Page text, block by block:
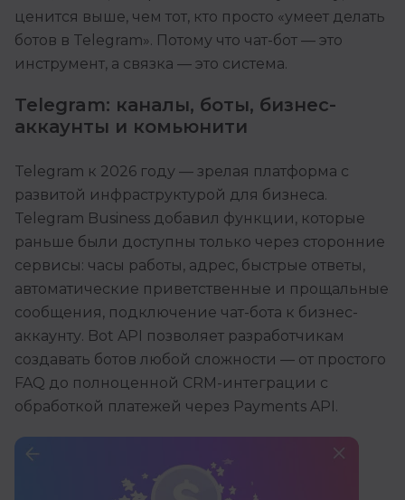
ценится выше, чем тот, кто просто «умеет делать
ботов в Telegram». Потому что чат-бот — это
инструмент, а связка — это система.
Telegram: каналы, боты, бизнес-
аккаунты и комьюнити
Telegram к 2026 году — зрелая платформа с
развитой инфраструктурой для бизнеса.
Telegram Business добавил функции, которые
раньше были доступны только через сторонние
сервисы: часы работы, адрес, быстрые ответы,
автоматические приветственные и прощальные
сообщения, подключение чат-бота к бизнес-
аккаунту. Bot API позволяет разработчикам
создавать ботов любой сложности — от простого
FAQ до полноценной CRM-интеграции с
обработкой платежей через Payments API.